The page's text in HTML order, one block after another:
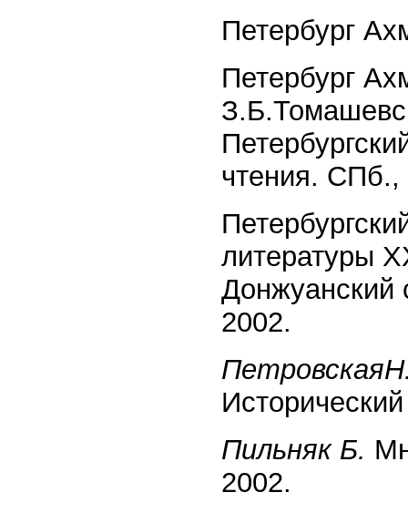
Петербург
Петербург
чтения. СПб.,
литературы
Донжуанский
2002.
Пильняк Б.
2002.